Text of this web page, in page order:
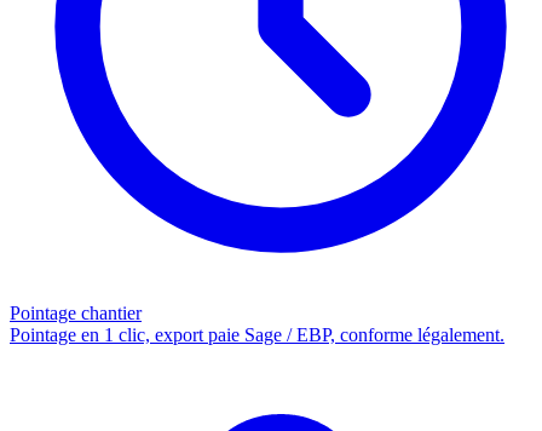
Pointage chantier
Pointage en 1 clic, export paie Sage / EBP, conforme légalement.